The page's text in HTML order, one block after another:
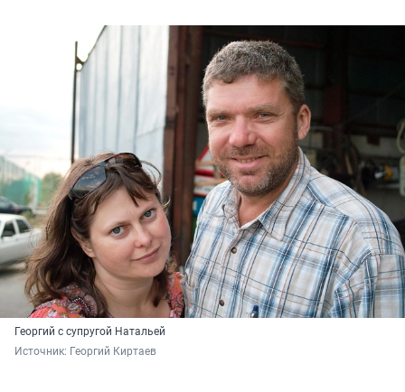
Георгий с супругой Натальей
Источник: Георгий Киртаев